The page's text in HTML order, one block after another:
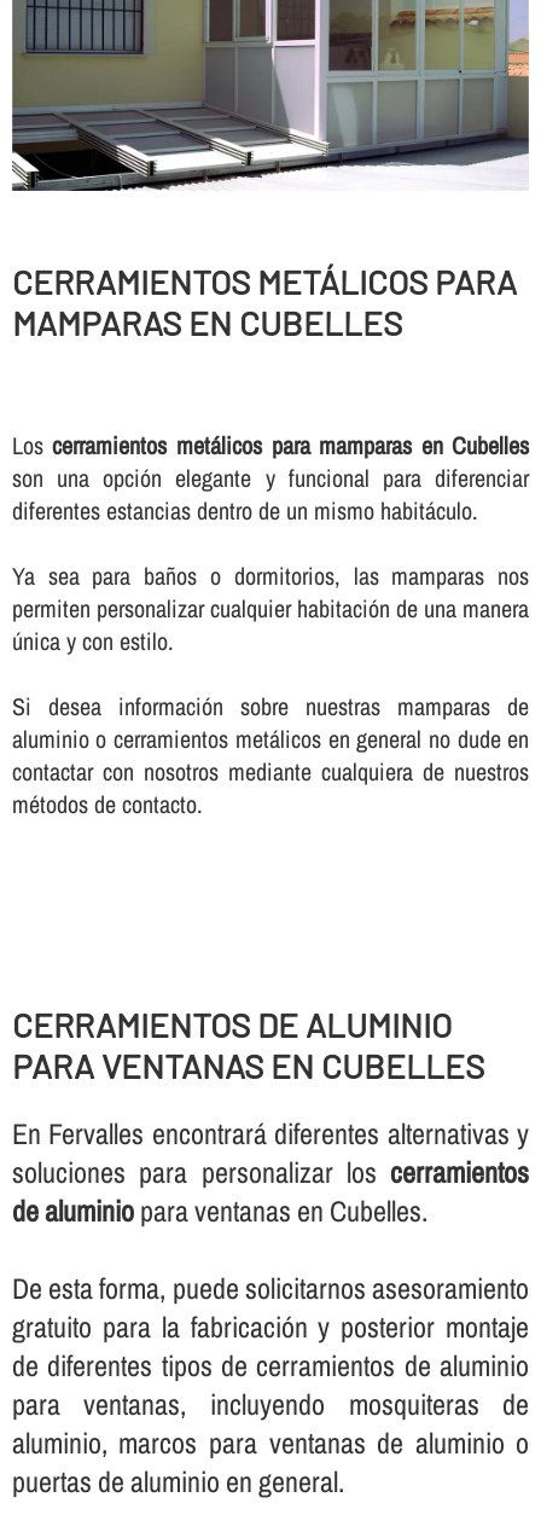
CERRAMIENTOS METÁLICOS PARA
MAMPARAS EN CUBELLES
Loscerramientos metálicos para mamparas en Cubelles
son una opción elegante y funcional para diferenciar
diferentes estancias dentro de un mismo habitáculo.
Ya sea para baños o dormitorios, las mamparas nos
permiten personalizar cualquier habitación de una manera
única y con estilo.
Si desea información sobre nuestras mamparas de
aluminio o cerramientos metálicos en general no dude en
contactar con nosotros mediante cualquiera de nuestros
métodos de contacto.
CERRAMIENTOS DE ALUMINIO
PARA VENTANAS EN CUBELLES
En Fervalles encontrará diferentes alternativas y
soluciones para personalizar loscerramientos
de aluminiopara ventanas en Cubelles.
De esta forma, puede solicitarnos asesoramiento
gratuito para la fabricación y posterior montaje
de diferentes tipos de cerramientos de aluminio
para ventanas, incluyendo mosquiteras de
aluminio, marcos para ventanas de aluminio o
puertas de aluminio en general.